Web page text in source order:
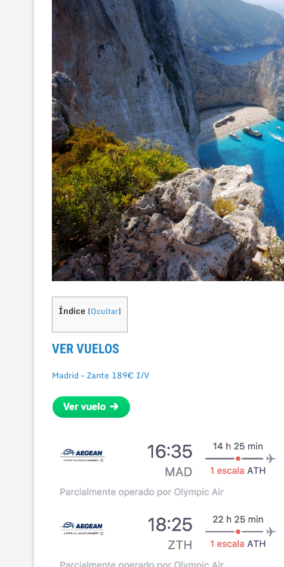
Índice [Ocultar]
VER VUELOS
Madrid – Zante 189€ I/V